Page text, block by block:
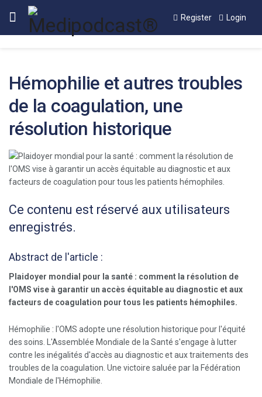
Register Login
Hémophilie et autres troubles
de la coagulation, une
résolution historique
Ce contenu est réservé aux utilisateurs
enregistrés.
Abstract de l'article :
Plaidoyer mondial pour la santé : comment la résolution de
l'OMS vise à garantir un accès équitable au diagnostic et aux
facteurs de coagulation pour tous les patients hémophiles.
Hémophilie : l'OMS adopte une résolution historique pour l'équité
des soins. L'Assemblée Mondiale de la Santé s'engage à lutter
contre les inégalités d'accès au diagnostic et aux traitements des
troubles de la coagulation. Une victoire saluée par la Fédération
Mondiale de l'Hémophilie.